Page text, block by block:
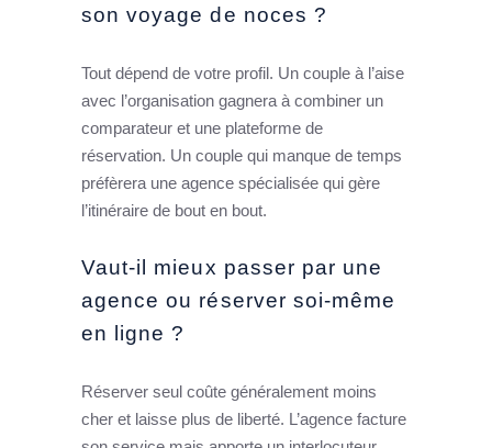
son voyage de noces ?
Tout dépend de votre profil. Un couple à l’aise
avec l’organisation gagnera à combiner un
comparateur et une plateforme de
réservation. Un couple qui manque de temps
préfèrera une agence spécialisée qui gère
l’itinéraire de bout en bout.
Vaut-il mieux passer par une
agence ou réserver soi-même
en ligne ?
Réserver seul coûte généralement moins
cher et laisse plus de liberté. L’agence facture